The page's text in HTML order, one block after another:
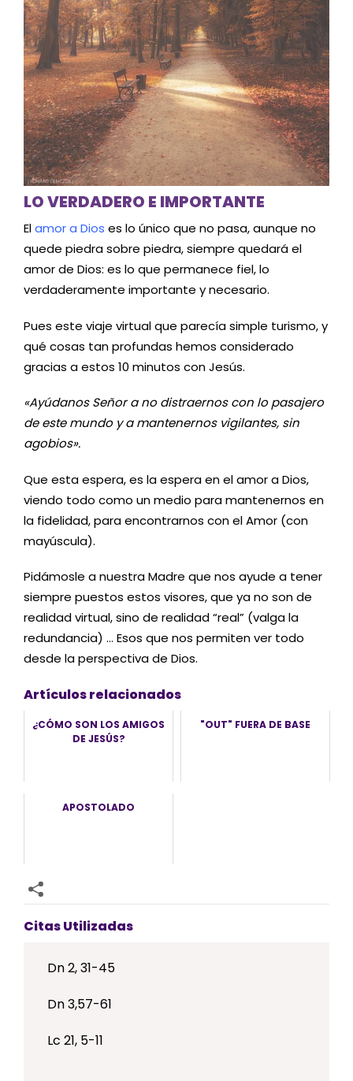
LO VERDADERO E IMPORTANTE
Elamor a Dios es lo único que no pasa, aunque no
quede piedra sobre piedra, siempre quedará el
amor de Dios: es lo que permanece fiel, lo
verdaderamente importante y necesario.
Pues este viaje virtual que parecía simple turismo, y
qué cosas tan profundas hemos considerado
gracias a estos 10 minutos con Jesús.
«Ayúdanos Señor a no distraernos con lo pasajero
de este mundo y a mantenernos vigilantes, sin
agobios».
Que esta espera, es la espera en el amor a Dios,
viendo todo como un medio para mantenernos en
la fidelidad, para encontrarnos con el Amor (con
mayúscula).
Pidámosle a nuestra Madre que nos ayude a tener
siempre puestos estos visores, que ya no son de
realidad virtual, sino de realidad “real” (valga la
redundancia) … Esos que nos permiten ver todo
desde la perspectiva de Dios.
Artículos relacionados
¿CÓMO SON LOS AMIGOS
DE JESÚS?
"OUT" FUERA DE BASE
APOSTOLADO
Citas Utilizadas
Dn 2, 31-45
Dn 3,57-61
Lc 21, 5-11